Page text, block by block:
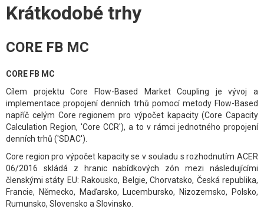
Krátkodobé trhy
CORE FB MC
CORE FB MC
Cílem projektu Core Flow-Based Market Coupling je vývoj a
implementace propojení denních trhů pomocí metody Flow-Based
napříč celým Core regionem pro výpočet kapacity (Core Capacity
Calculation Region, 'Core CCR'), a to v rámci jednotného propojení
denních trhů ('SDAC').
Core region pro výpočet kapacity se v souladu s rozhodnutím ACER
06/2016 skládá z hranic nabídkových zón mezi následujícími
členskými státy EU: Rakousko, Belgie, Chorvatsko, Česká republika,
Francie, Německo, Maďarsko, Lucembursko, Nizozemsko, Polsko,
Rumunsko, Slovensko a Slovinsko.